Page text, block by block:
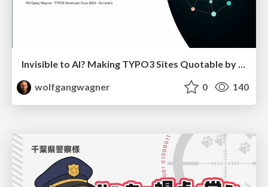
Invisible to AI? Making TYPO3 Sites Quotable by AI Search Systems
wolfgangwagner
0 140